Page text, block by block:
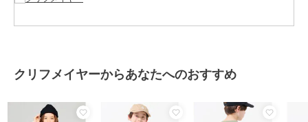
この商品は無料ギフトサービスの対象商品です
>>無料ギフトサービスについての詳細はこちら
ブランド クリフメイヤー
クリフメイヤーからあなたへのおすすめ